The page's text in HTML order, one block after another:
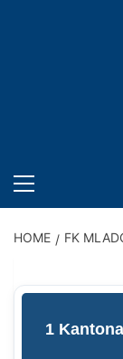
MENU
HOME FK
1